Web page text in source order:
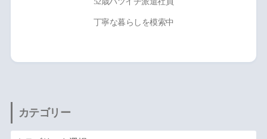
丁寧な暮らしを模索中
カテゴリー